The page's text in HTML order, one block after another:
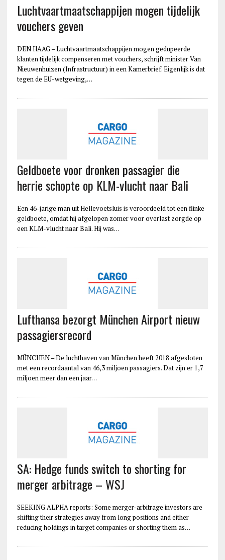
Luchtvaartmaatschappijen mogen tijdelijk
vouchers geven
DEN HAAG – Luchtvaartmaatschappijen mogen gedupeerde
klanten tijdelijk compenseren met vouchers, schrijft minister Van
Nieuwenhuizen (Infrastructuur) in een Kamerbrief. Eigenlijk is dat
tegen de EU-wetgeving,…
Geldboete voor dronken passagier die
herrie schopte op KLM-vlucht naar Bali
Een 46-jarige man uit Hellevoetsluis is veroordeeld tot een flinke
geldboete, omdat hij afgelopen zomer voor overlast zorgde op
een KLM-vlucht naar Bali. Hij was…
Lufthansa bezorgt München Airport nieuw
passagiersrecord
MÜNCHEN – De luchthaven van München heeft 2018 afgesloten
met een recordaantal van 46,3 miljoen passagiers. Dat zijn er 1,7
miljoen meer dan een jaar…
SA: Hedge funds switch to shorting for
merger arbitrage – WSJ
SEEKING ALPHA reports: Some merger-arbitrage investors are
shifting their strategies away from long positions and either
reducing holdings in target companies or shorting them as…